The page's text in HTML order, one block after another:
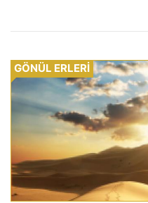
GÖNÜL ERLERİ